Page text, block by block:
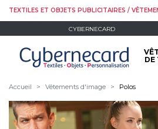
TEXTILES ET OBJETS PUBLICITAIRES /
CYBERNECARD
DE
Accueil Vêtements d'image Polos